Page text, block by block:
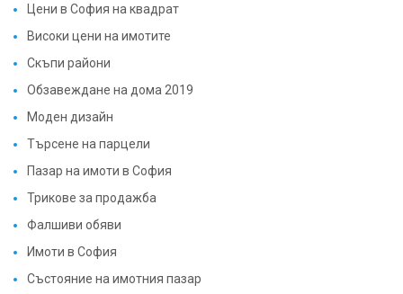
Цени в София на квадрат
Високи цени на имотите
Скъпи райони
Обзавеждане на дома 2019
Моден дизайн
Търсене на парцели
Пазар на имоти в София
Трикове за продажба
Фалшиви обяви
Имоти в София
Състояние на имотния пазар